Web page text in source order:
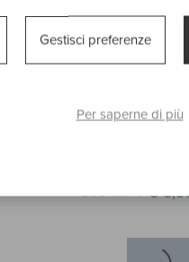
250 ml.
€
Gestisci preferenze
Per saperne di più